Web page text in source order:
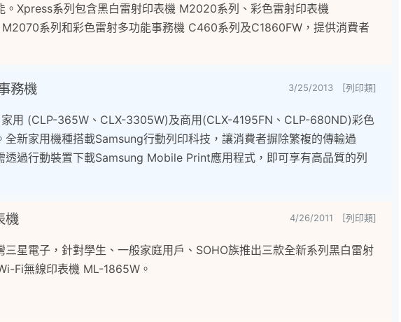
。Xpress系列包含黑白雷射印表機 M2020系列、彩色雷射印表機
系列和彩色雷射多功能事務機 C460系列及C1860FW，提供消費者
務機 3/25/2013 [列印類]
用 (CLP-365W、CLX-3305W)及商用(CLX-4195FN、CLP-680ND)彩色
新家用機種搭載Samsung行動列印科技，讓消費者摒除繁複的傳輸過
透過行動裝置下載Samsung Mobile Print應用程式，即可享有高品質的列
機 4/26/2011 [列印類]
星電子，針對學生、一般家庭用戶、SOHO族推出三款全新系列黑白雷射
Fi無線印表機 ML-1865W。